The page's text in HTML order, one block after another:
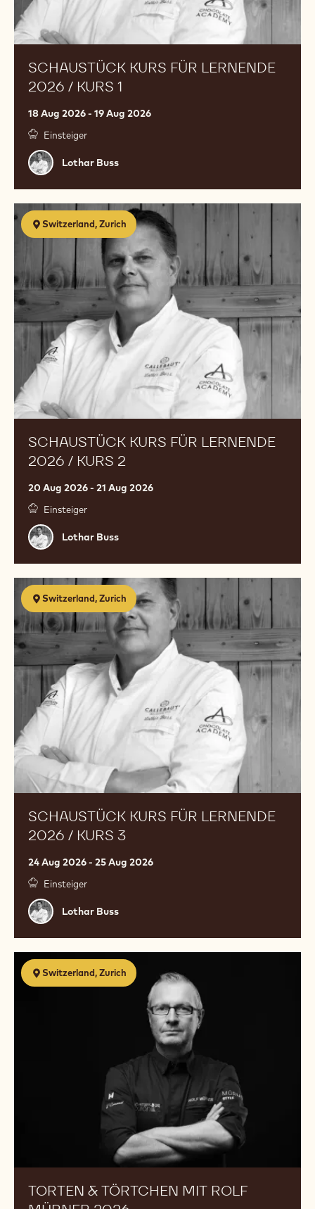
SCHAUSTÜCK KURS FÜR LERNENDE
2026 / KURS 1
18 Aug 2026 - 19 Aug 2026
Einsteiger
Lothar
Buss
Lothar Buss
Switzerland, Zurich
SCHAUSTÜCK KURS FÜR LERNENDE
2026 / KURS 2
20 Aug 2026 - 21 Aug 2026
Einsteiger
Lothar
Buss
Lothar Buss
Schaustück
Kurs
Lernende
2026
/
Kurs
Switzerland, Zurich
SCHAUSTÜCK KURS FÜR LERNENDE
2026 / KURS 3
24 Aug 2026 - 25 Aug 2026
Einsteiger
Lothar
Buss
Lothar Buss
Schaustück
Kurs
für
Lernende
2026
/
Switzerland, Zurich
TORTEN & TÖRTCHEN MIT ROLF
Torten
&